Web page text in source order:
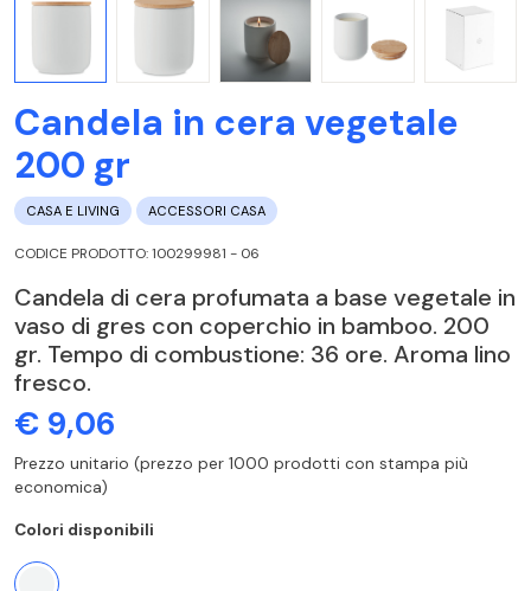
Candela in cera vegetale
200 gr
CASA E LIVING ACCESSORI CASA
CODICE PRODOTTO: 100299981 - 06
Candela di cera profumata a base vegetale in
vaso di gres con coperchio in bamboo. 200
gr. Tempo di combustione: 36 ore. Aroma lino
fresco.
€ 9,06
Prezzo unitario (prezzo per 1000 prodotti con stampa più
economica)
Colori disponibili